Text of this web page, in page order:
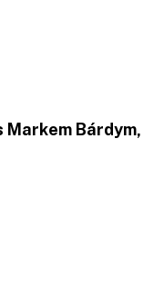
Markem Bárdym,